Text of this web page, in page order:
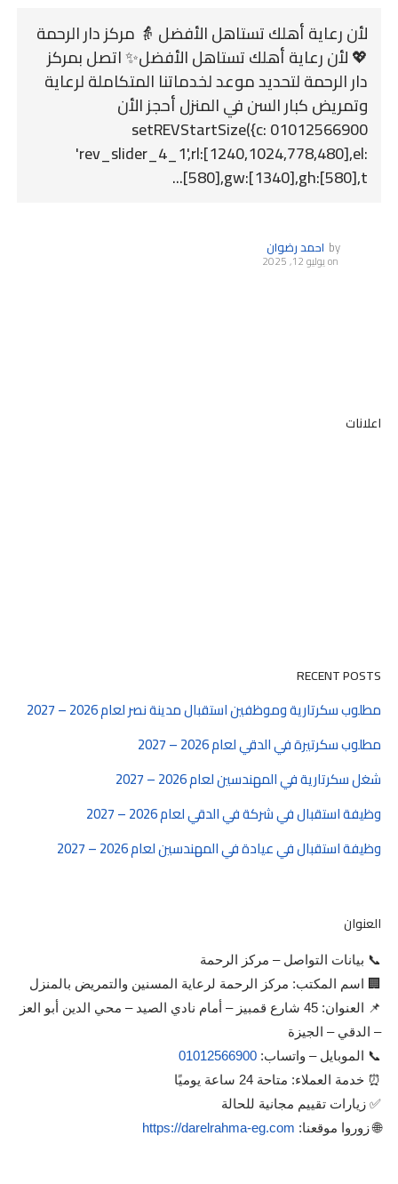
لأن رعاية أهلك تستاهل الأفضل 👵 مركز دار الرحمة
💖 لأن رعاية أهلك تستاهل الأفضل✨ اتصل بمركز
دار الرحمة لتحديد موعد لخدماتنا المتكاملة لرعاية
وتمريض كبار السن في المنزل أحجز الأن
01012566900 setREVStartSize({c:
'rev_slider_4_1',rl:[1240,1024,778,480],el:
[580],gw:[1340],gh:[580],t...
by احمد رضوان
onيوليو 12, 2025
اعلانات
RECENT POSTS
مطلوب سكرتارية وموظفين استقبال مدينة نصر لعام 2026 – 2027
مطلوب سكرتيرة في الدقي لعام 2026 – 2027
شغل سكرتارية في المهندسين لعام 2026 – 2027
وظيفة استقبال في شركة في الدقي لعام 2026 – 2027
وظيفة استقبال في عيادة في المهندسين لعام 2026 – 2027
العنوان
📞 بيانات التواصل – مركز الرحمة
🏢 اسم المكتب: مركز الرحمة لرعاية المسنين والتمريض بالمنزل
📌 العنوان: 45 شارع قمبيز – أمام نادي الصيد – محي الدين أبو العز
– الدقي – الجيزة
📞 الموبايل – واتساب: 01012566900
⏰ خدمة العملاء: متاحة 24 ساعة يوميًا
✅ زيارات تقييم مجانية للحالة
🌐 زوروا موقعنا: https://darelrahma-eg.com